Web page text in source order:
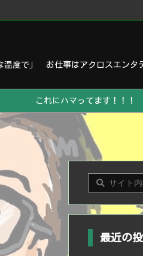
度で」 お仕事はアクロスエンタ
これにハマってます！！！
最近の